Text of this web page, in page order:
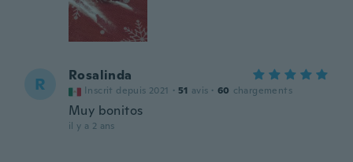
R Rosalinda
Inscrit depuis 2021 · 51 avis · 60 chargements
Muy bonitos
il y a 2 ans